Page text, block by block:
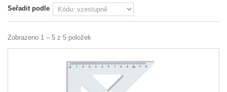
Seřadit podle
Zobrazeno 1 – 5 z 5 položek